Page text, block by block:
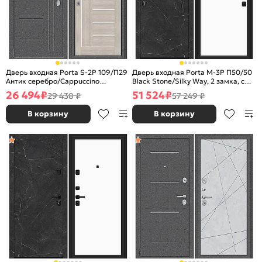
Дверь входная Porta S-2P 109/П29
Антик серебро/Cappuccino
Veralinga, 2 замка, с ночной
задвижкой
26 494₽29 438 ₽
В корзину
Дверь входная Porta M-3P П50/50
Black Stone/Silky Way, 2 замка, с
ночной задвижкой
51 524₽57 249 ₽
В корзину